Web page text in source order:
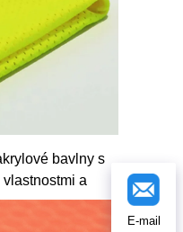
bavlny s
a
žlutá
E-mail